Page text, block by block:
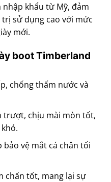
khẩu từ Mỹ, đảm
sử dụng cao với mức
mới.
boot Timberland
chống thấm nước và
trượt, chịu mài mòn tốt,
bảo vệ mắt cá chân tối
chấn tốt, mang lại sự